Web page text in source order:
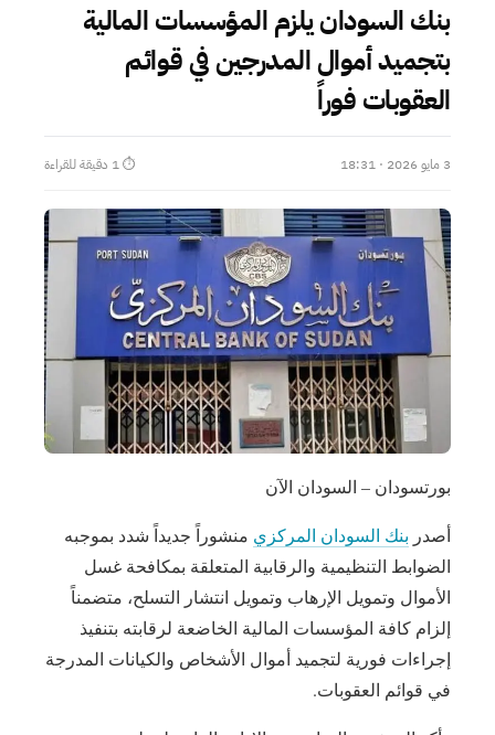
بنك السودان يلزم المؤسسات المالية
بتجميد أموال المدرجين في قوائم
العقوبات فوراً
3 مايو 2026 · 18:31 ⏱ 1 دقيقة للقراءة
بورتسودان – السودان الآن
أصدر بنك السودان المركزي منشوراً جديداً شدد بموجبه
الضوابط التنظيمية والرقابية المتعلقة بمكافحة غسل
الأموال وتمويل الإرهاب وتمويل انتشار التسلح، متضمناً
إلزام كافة المؤسسات المالية الخاضعة لرقابته بتنفيذ
إجراءات فورية لتجميد أموال الأشخاص والكيانات المدرجة
في قوائم العقوبات.